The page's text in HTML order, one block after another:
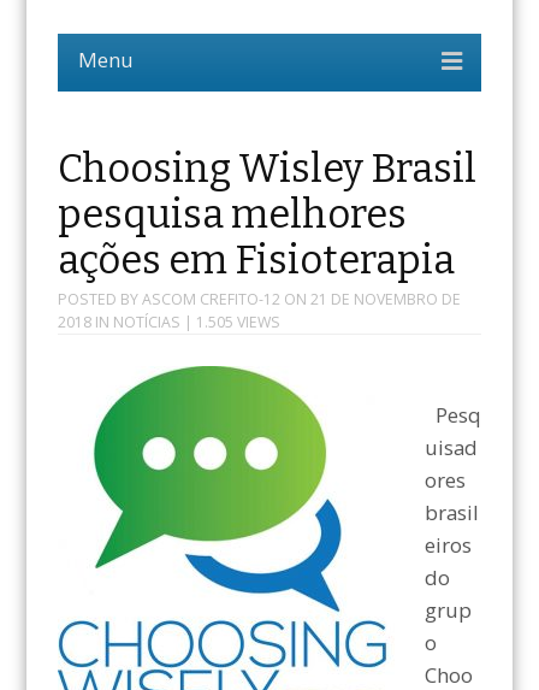
Choosing Wisley Brasil
pesquisa melhores
ações em Fisioterapia
POSTED BYASCOM CREFITO-12 ON 21 DE NOVEMBRO DE
2018IN NOTÍCIAS | 1.505 VIEWS
Pesq
uisad
ores
brasil
eiros
do
grup
o
Choo